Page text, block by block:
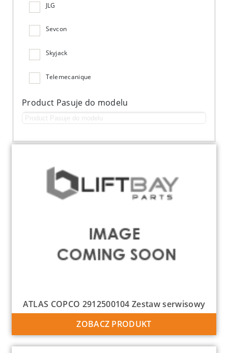
JLG
Sevcon
Skyjack
Telemecanique
Product Pasuje do modelu
ATLAS COPCO 2912500104 Zestaw serwisowy
ZOBACZ PRODUKT